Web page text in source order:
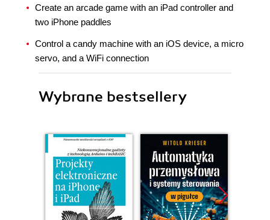
Create an arcade game with an iPad controller and
two iPhone paddles
Control a candy machine with an iOS device, a micro
servo, and a WiFi connection
Wybrane bestsellery